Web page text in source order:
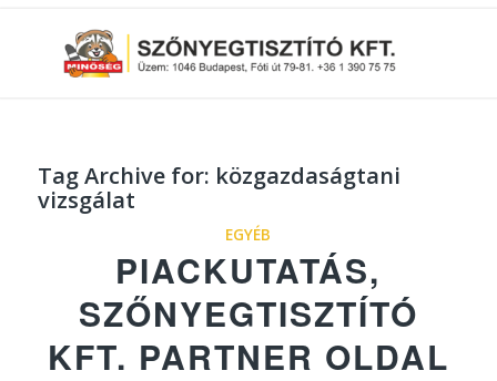
Tag Archive for: közgazdaságtani
vizsgálat
EGYÉB
PIACKUTATÁS,
SZŐNYEGTISZTÍTÓ
KFT. PARTNER OLDAL